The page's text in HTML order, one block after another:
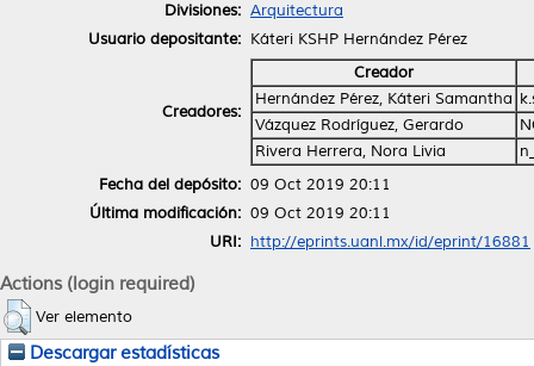
Divisiones: Arquitectura
Usuario depositante: Káteri KSHP Hernández Pérez
Creadores:
Creador
Hernández Pérez, Káteri Samantha
Vázquez Rodríguez, Gerardo
Rivera Herrera, Nora Livia
Fecha del depósito: 09 Oct 2019 20:11
Última modificación: 09 Oct 2019 20:11
URI: http://eprints.uanl.mx/id/eprint/16881
Actions (login required)
Ver elemento
Descargar estadísticas